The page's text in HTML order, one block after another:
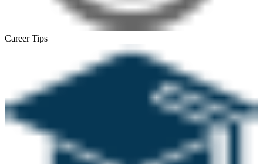
Career Tips